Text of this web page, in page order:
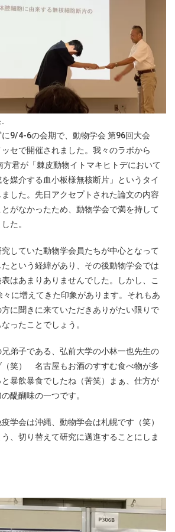
9/4-6の会期で、動物学会 第96回大会
セで開催されました。我々のラボから
方君が「棘皮動物イトマキヒトデにおいて
媒介する血小板様無核断片」というタイ
ました。先日アクセプトされた論文の内容
がなかったため、動物学会で満を持して
た。
していた動物学会員たちが中心となって
という経緯があり、その後動物学会では
はあまりありませんでした。しかし、こ
に増えてきた印象があります。それもあ
に聞きに来ていただきありがたい限りで
ったことでしょう。
弟子である、弘前大学の小林一也先生の
（笑） 名古屋もお酒のすすむ食べ物が多
暴飲暴食でしたね（苦笑）まぁ、仕方が
醍醐味の一つです。
学会は沖縄、動物学会は札幌です（笑）
、切り替えて研究に邁進することにしま